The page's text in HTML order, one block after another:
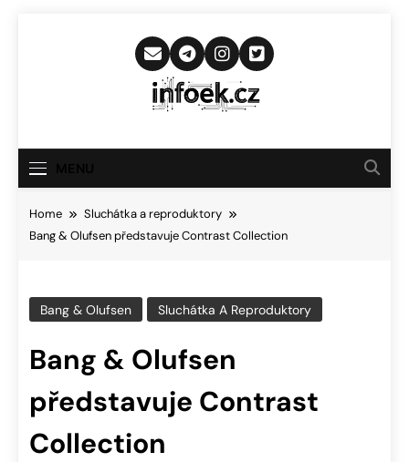
Infoek.cz
Novinkám
Home
Sluchátka a reproduktory
Bang & Olufsen představuje Contrast Collection
Bang & Olufsen Sluchátka A Reproduktory
Bang & Olufsen
představuje Contrast
Collection